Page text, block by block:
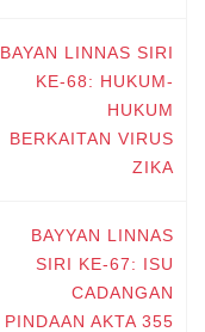
BAYAN LINNAS SIRI
KE-68: HUKUM-
HUKUM
BERKAITAN VIRUS
ZIKA
BAYYAN LINNAS
SIRI KE-67: ISU
CADANGAN
PINDAAN AKTA 355